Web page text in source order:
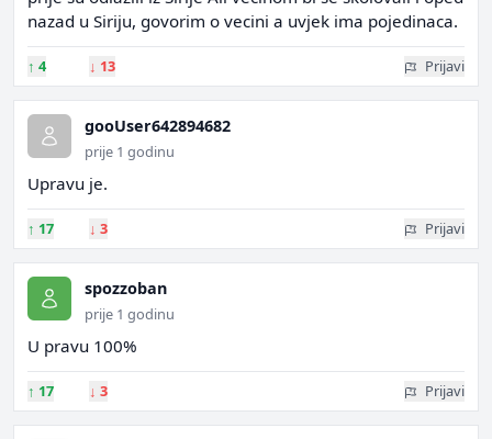
nazad u Siriju, govorim o vecini a uvjek ima pojedinaca.
↑ 4 ↓ 13 Prijavi
gooUser642894682
prije 1 godinu
Upravu je.
↑ 17 ↓ 3 Prijavi
spozzoban
prije 1 godinu
U pravu 100%
↑ 17 ↓ 3 Prijavi